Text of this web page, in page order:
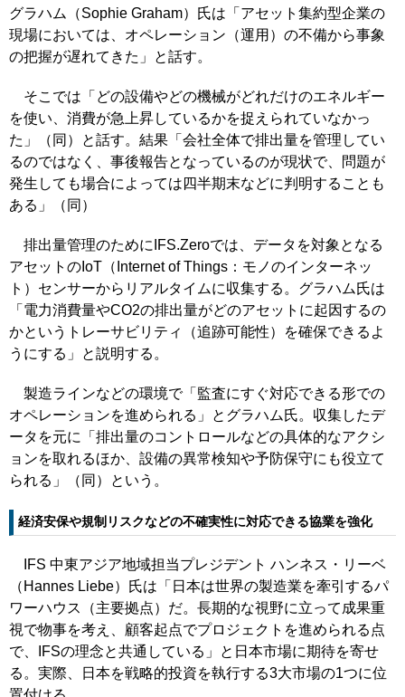
グラハム（Sophie Graham）氏は「アセット集約型企業の
現場においては、オペレーション（運用）の不備から事象
の把握が遅れてきた」と話す。
そこでは「どの設備やどの機械がどれだけのエネルギー
を使い、消費が急上昇しているかを捉えられていなかっ
た」（同）と話す。結果「会社全体で排出量を管理してい
るのではなく、事後報告となっているのが現状で、問題が
発生しても場合によっては四半期末などに判明することも
ある」（同）
排出量管理のためにIFS.Zeroでは、データを対象となる
アセットのIoT（Internet of Things：モノのインターネッ
ト）センサーからリアルタイムに収集する。グラハム氏は
「電力消費量やCO2の排出量がどのアセットに起因するの
かというトレーサビリティ（追跡可能性）を確保できるよ
うにする」と説明する。
製造ラインなどの環境で「監査にすぐ対応できる形での
オペレーションを進められる」とグラハム氏。収集したデ
ータを元に「排出量のコントロールなどの具体的なアクシ
ョンを取れるほか、設備の異常検知や予防保守にも役立て
られる」（同）という。
経済安保や規制リスクなどの不確実性に対応できる協業を強化
IFS 中東アジア地域担当プレジデント ハンネス・リーベ
（Hannes Liebe）氏は「日本は世界の製造業を牽引するパ
ワーハウス（主要拠点）だ。長期的な視野に立って成果重
視で物事を考え、顧客起点でプロジェクトを進められる点
で、IFSの理念と共通している」と日本市場に期待を寄せ
る。実際、日本を戦略的投資を執行する3大市場の1つに位